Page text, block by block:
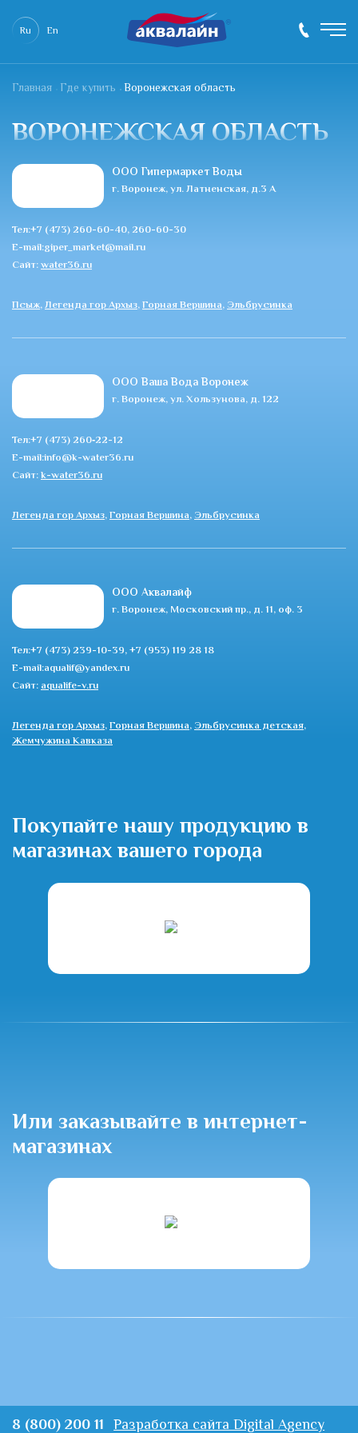
Ru En
Главная Где купить Воронежская область
ВОРОНЕЖСКАЯ ОБЛАСТЬ
ООО Гипермаркет Воды
г. Воронеж, ул. Латненская, д.3 А
Тел:+7 (473) 260-60-40, 260-60-30
E-mail:giper_market@mail.ru
Сайт:water36.ru
Псыж,Легенда гор Архыз,Горная Вершина,Эльбрусинка
ООО Ваша Вода Воронеж
г. Воронеж, ул. Хользунова, д. 122
Тел:+7 (473) 260‑22-12
E-mail:info@k-water36.ru
Сайт:k-water36.ru
Легенда гор Архыз,Горная Вершина,Эльбрусинка
ООО Аквалайф
г. Воронеж, Московский пр., д. 11, оф. 3
Тел:+7 (473) 239-10-39, +7 (953) 119 28 18
E-mail:aqualif@yandex.ru
Сайт:aqualife-v.ru
Легенда гор Архыз,Горная Вершина,Эльбрусинка детская,
Жемчужина Кавказа
Покупайте нашу продукцию в
магазинах вашего города
Или заказывайте в интернет-
магазинах
8 (800) 200 11 Разработка сайта Digital Agency